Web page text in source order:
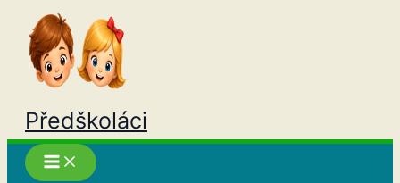
Přeskočit
obsah
Předškoláci